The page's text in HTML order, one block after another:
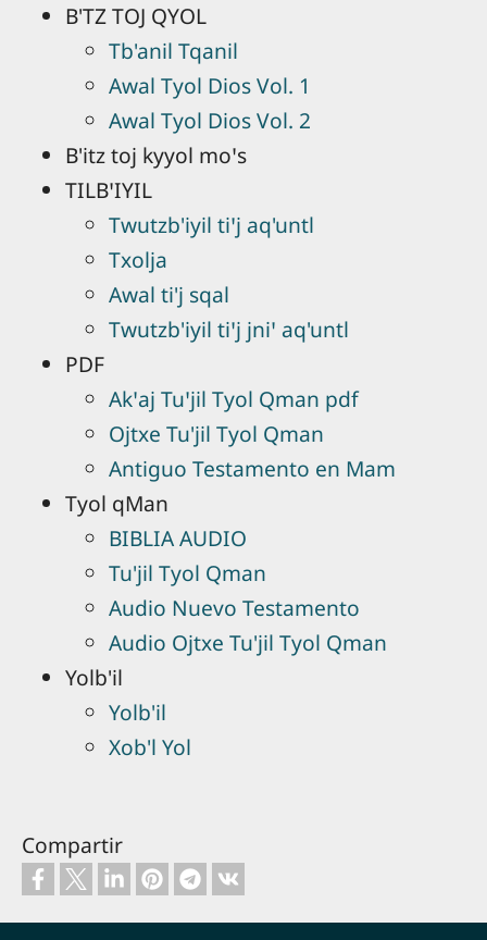
B'TZ TOJ QYOL
Tb'anil Tqanil
Awal Tyol Dios Vol. 1
Awal Tyol Dios Vol. 2
B'itz toj kyyol moꞌs
TILBꞌIYIL
Twutzb'iyil tiꞌj aq'untl
Txolja
Awal ti'j sqal
Twutzb'iyil tiꞌj jniꞌ aq'untl
PDF
Akꞌaj Tuꞌjil Tyol Qman pdf
Ojtxe Tu'jil Tyol Qman
Antiguo Testamento en Mam
Tyol qMan
BIBLIA AUDIO
Tu'jil Tyol Qman
Audio Nuevo Testamento
Audio Ojtxe Tu'jil Tyol Qman
Yolb'il
Yolb'il
Xob'l Yol
Compartir